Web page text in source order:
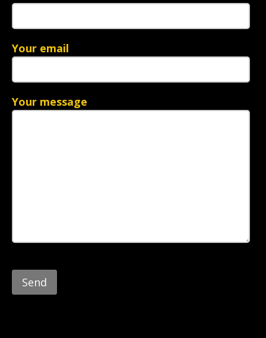
Your email
Your message
Por
favor,